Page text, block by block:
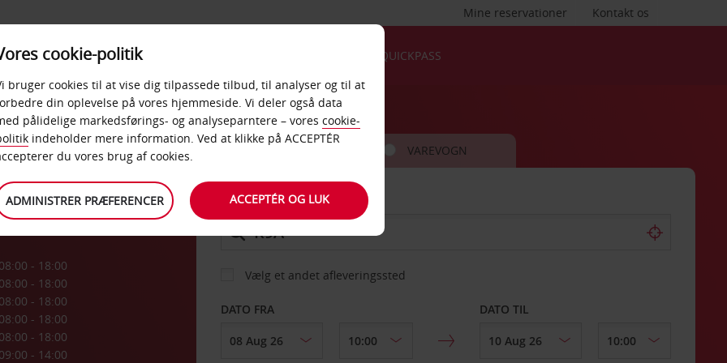
Kontakt os
Mine reservationer
PRODUKTER &
KONTORER
QUICKPASS
08:00 - 18:00
08:00 - 18:00
08:00 - 18:00
08:00 - 18:00
08:00 - 18:00
09:00 - 14:00
BIL VAREVOGN
AFHENT FRA
Vælg et andet afleveringssted
DATO FRA DATO TIL
cookie-politik
bruger cookies til at vise dig tilpassede tilbud, til analyser og til at
din oplevelse på vores hjemmeside. Vi deler også data
pålidelige markedsførings- og analyseparntere – vores cookie-
indeholder mere information. Ved at klikke på ACCEPTÉR
du vores brug af cookies.
ADMINISTRER PRÆFERENCER ACCEPTÉR OG LUK